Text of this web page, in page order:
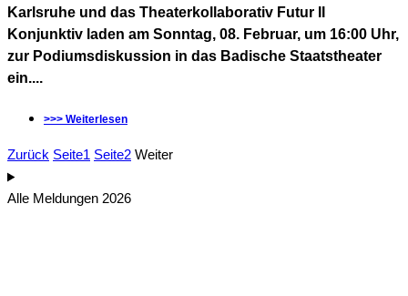
Karlsruhe und das Theaterkollaborativ Futur II
Konjunktiv laden am Sonntag, 08. Februar, um 16:00 Uhr,
zur Podiumsdiskussion in das Badische Staatstheater
ein....
>>> Weiterlesen
Zurück Seite1 Seite2 Weiter
Alle Meldungen 2026